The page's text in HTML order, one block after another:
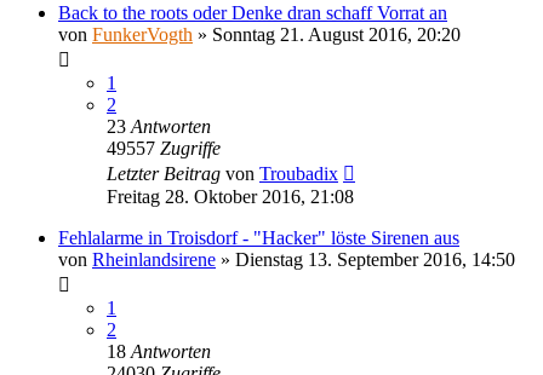
Back to the roots oder Denke dran schaff Vorrat an
von FunkerVogth » Sonntag 21. August 2016, 20:20
1
2
23 Antworten
49557 Zugriffe
Letzter Beitrag von Troubadix
Freitag 28. Oktober 2016, 21:08
Fehlalarme in Troisdorf - "Hacker" löste Sirenen aus
von Rheinlandsirene » Dienstag 13. September 2016, 14:50
1
2
18 Antworten